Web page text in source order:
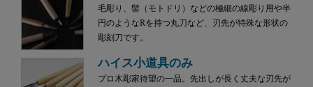
毛彫り、髻（モトドリ）などの極細の線彫り用や半
円のようなRを持つ丸刀など、刃先が特殊な形状の
彫刻刀です。
ハイス小道具のみ
プロ木彫家待望の一品。先出しが長く丈夫な刃先が